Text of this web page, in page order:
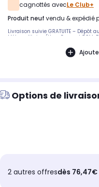
cagnottés avecLe Club+
produit neuf vendu & expédié
Livraison suivie GRATUITE – Dépôt
Métropolitaine (Hors Corse et DOM-
Options de
2 autres offresdès 76,47€